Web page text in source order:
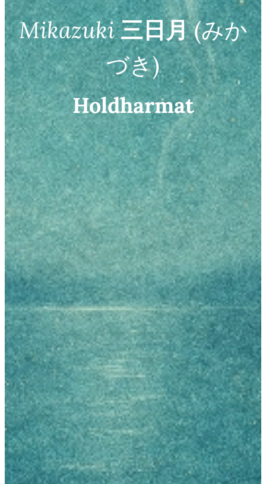
Mikazuki 三日月(みか
づき)
Holdharmat